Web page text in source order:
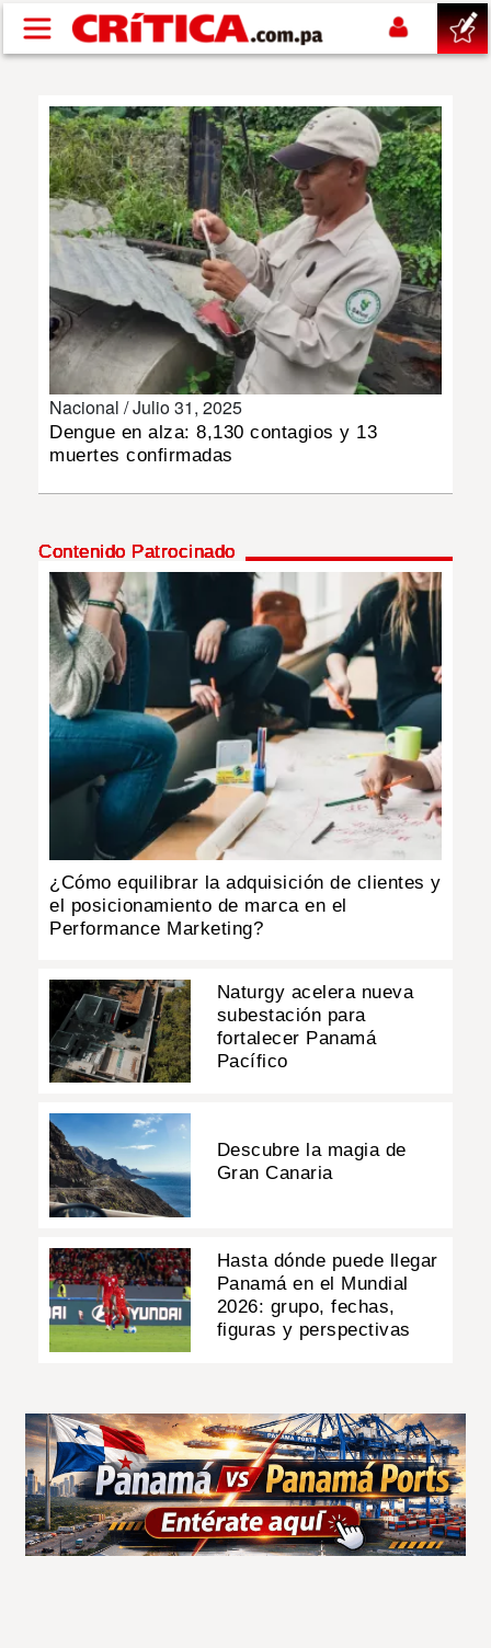
Pasar al contenido principal
SUCESOS
NACIONAL
SHOW
DEPORTES
MULTIMEDIA
IMPRESO
Nacional /Julio 31, 2025
Dengue en alza: 8,130 contagios y 13
muertes confirmadas
Contenido Patrocinado
¿Cómo equilibrar la adquisición de clientes y
el posicionamiento de marca en el
Performance Marketing?
Naturgy acelera nueva
subestación para
fortalecer Panamá
Pacífico
Descubre la magia de
Gran Canaria
Hasta dónde puede llegar
Panamá en el Mundial
2026: grupo, fechas,
figuras y perspectivas